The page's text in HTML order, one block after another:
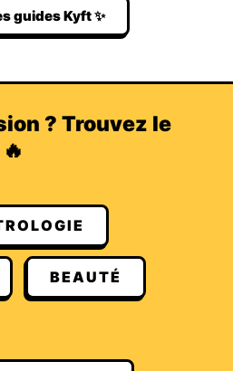
guides Kyft ✨
? Trouvez le
BEAUTÉ